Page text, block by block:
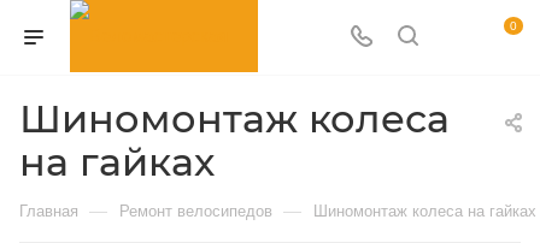
0
Шиномонтаж колеса
на гайках
Главная — Ремонт велосипедов — Шиномонтаж колеса на гайках